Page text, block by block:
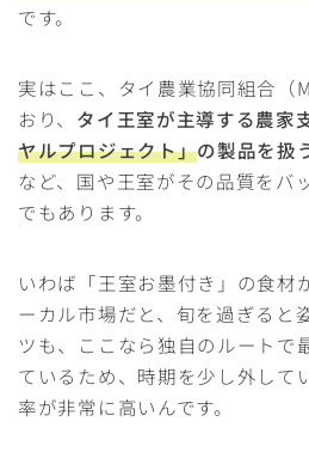
です。
実はここ、タイ農業協同組合（
おり、 タイ王室が主導する農家
ヤルプロジェクト」の製品を扱
など、国や王室がその品質をバ
でもあります。
いわば「王室お墨付き」の食材
ーカル市場だと、旬を過ぎると
ツも、ここなら独自のルートで
ているため、時期を少し外して
率が非常に高いんです。